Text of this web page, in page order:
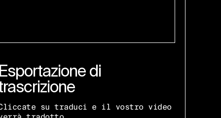
di
su traduci e il vostro video